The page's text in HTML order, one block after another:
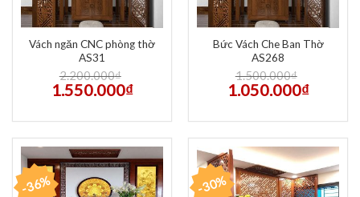
Vách ngăn CNC phòng thờ
AS31
2.200.000₫
1.550.000₫
Bức Vách Che Ban Thờ
AS268
1.500.000₫
1.050.000₫
-36% -30%